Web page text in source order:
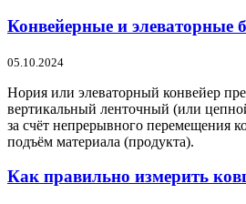
Конвейерные и элеваторные
05.10.2024
Нория или элеваторный конвейер
вертикальный ленточный (или
за счёт непрерывного перемещения
подъём материала (продукта).
Как правильно измерить